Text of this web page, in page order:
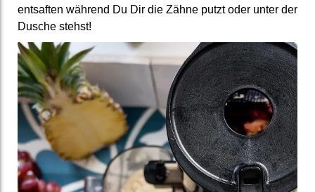
entsaften während Du Dir die Zähne putzt oder unter der
Dusche stehst!